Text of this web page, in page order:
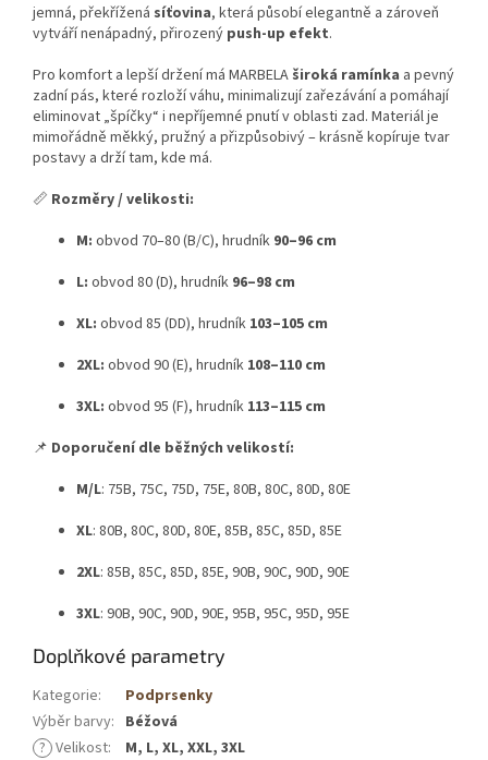
jemná, překřížená síťovina, která působí elegantně a zároveň
vytváří nenápadný, přirozený push-up efekt.
Pro komfort a lepší držení má MARBELA široká ramínka a pevný
zadní pás, které rozloží váhu, minimalizují zařezávání a pomáhají
eliminovat „špíčky“ i nepříjemné pnutí v oblasti zad. Materiál je
mimořádně měkký, pružný a přizpůsobivý – krásně kopíruje tvar
postavy a drží tam, kde má.
📏 Rozměry / velikosti:
M: obvod 70–80 (B/C), hrudník 90–96 cm
L: obvod 80 (D), hrudník 96–98 cm
XL: obvod 85 (DD), hrudník 103–105 cm
2XL: obvod 90 (E), hrudník 108–110 cm
3XL: obvod 95 (F), hrudník 113–115 cm
📌 Doporučení dle běžných velikostí:
M/L: 75B, 75C, 75D, 75E, 80B, 80C, 80D, 80E
XL: 80B, 80C, 80D, 80E, 85B, 85C, 85D, 85E
2XL: 85B, 85C, 85D, 85E, 90B, 90C, 90D, 90E
3XL: 90B, 90C, 90D, 90E, 95B, 95C, 95D, 95E
Doplňkové parametry
Kategorie:
Podprsenky
Výběr barvy: Béžová
? Velikost: M, L, XL, XXL, 3XL